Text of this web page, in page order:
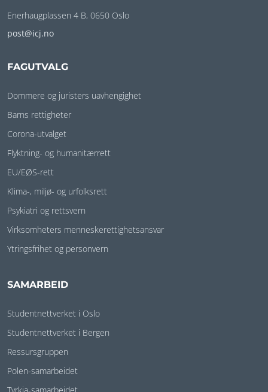
Enerhaugplassen 4 B, 0650 Oslo
post@icj.no
FAGUTVALG
Dommere og juristers uavhengighet
Barns rettigheter
Corona-utvalget
Flyktning- og humanitærrett
EU/EØS-rett
Klima-, miljø- og urfolksrett
Psykiatri og rettsvern
Virksomheters menneskerettighetsansvar
Ytringsfrihet og personvern
SAMARBEID
Studentnettverket i Oslo
Studentnettverket i Bergen
Ressursgruppen
Polen-samarbeidet
Tyrkia-samarbeidet